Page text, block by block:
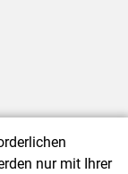
Barrierefreiheit|
nur mit Ihrer